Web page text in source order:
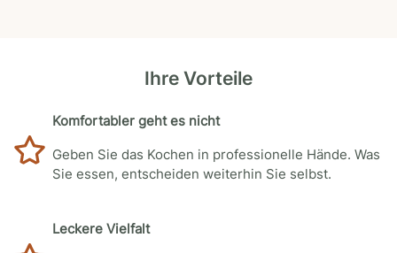
Ihre Vorteile
Komfortabler geht es nicht
Geben Sie das Kochen in professionelle Hände. Was
Sie essen, entscheiden weiterhin Sie selbst.
Leckere Vielfalt